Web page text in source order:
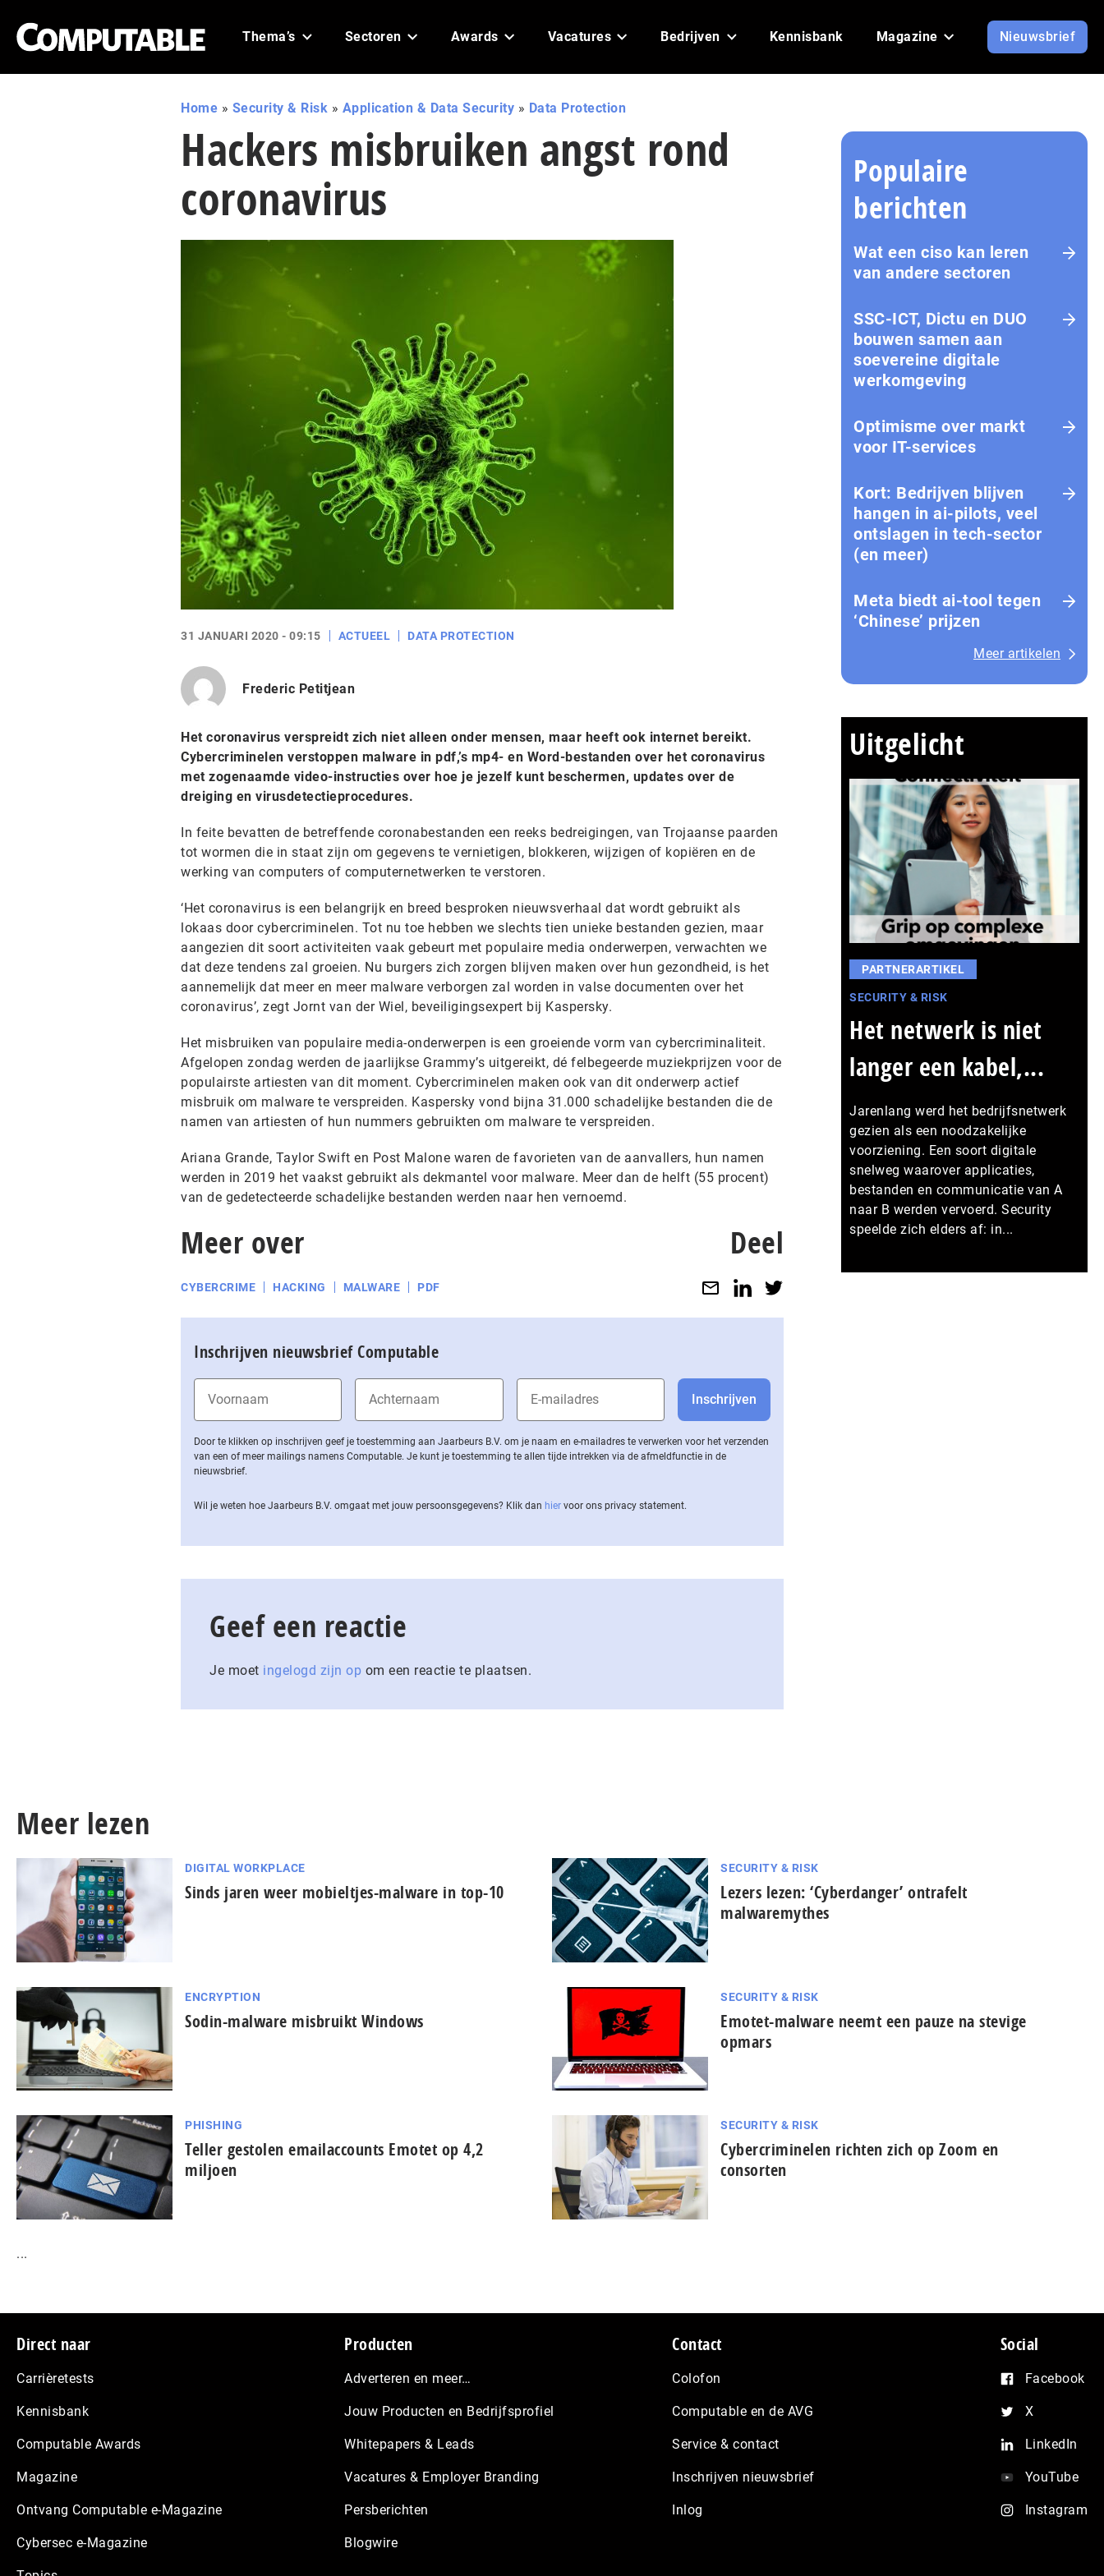
Thema’s Sectoren Awards Vacatures Bedrijven Kennisbank Magazine Nieuwsbrief
Home » Security & Risk » Application & Data Security » Data Protection
Hackers misbruiken angst rond
coronavirus
31 JANUARI 2020 - 09:15 ACTUEEL DATA PROTECTION
Frederic Petitjean
Het coronavirus verspreidt zich niet alleen onder mensen, maar heeft ook internet bereikt.
Cybercriminelen verstoppen malware in pdf,’s mp4- en Word-bestanden over het coronavirus
met zogenaamde video-instructies over hoe je jezelf kunt beschermen, updates over de
dreiging en virusdetectieprocedures.
In feite bevatten de betreffende coronabestanden een reeks bedreigingen, van Trojaanse paarden
tot wormen die in staat zijn om gegevens te vernietigen, blokkeren, wijzigen of kopiëren en de
werking van computers of computernetwerken te verstoren.
‘Het coronavirus is een belangrijk en breed besproken nieuwsverhaal dat wordt gebruikt als
lokaas door cybercriminelen. Tot nu toe hebben we slechts tien unieke bestanden gezien, maar
aangezien dit soort activiteiten vaak gebeurt met populaire media onderwerpen, verwachten we
dat deze tendens zal groeien. Nu burgers zich zorgen blijven maken over hun gezondheid, is het
aannemelijk dat meer en meer malware verborgen zal worden in valse documenten over het
coronavirus’, zegt Jornt van der Wiel, beveiligingsexpert bij Kaspersky.
Het misbruiken van populaire media-onderwerpen is een groeiende vorm van cybercriminaliteit.
Afgelopen zondag werden de jaarlijkse Grammy’s uitgereikt, dé felbegeerde muziekprijzen voor de
populairste artiesten van dit moment. Cybercriminelen maken ook van dit onderwerp actief
misbruik om malware te verspreiden. Kaspersky vond bijna 31.000 schadelijke bestanden die de
namen van artiesten of hun nummers gebruikten om malware te verspreiden.
Ariana Grande, Taylor Swift en Post Malone waren de favorieten van de aanvallers, hun namen
werden in 2019 het vaakst gebruikt als dekmantel voor malware. Meer dan de helft (55 procent)
van de gedetecteerde schadelijke bestanden werden naar hen vernoemd.
Meer over
CYBERCRIME HACKING MALWARE PDF
Deel
Inschrijven nieuwsbrief Computable
Door te klikken op inschrijven geef je toestemming aan Jaarbeurs B.V. om je naam en e-mailadres te verwerken voor het verzenden
van een of meer mailings namens Computable. Je kunt je toestemming te allen tijde intrekken via de af­meld­func­tie in de
nieuwsbrief.
Wil je weten hoe Jaarbeurs B.V. omgaat met jouw per­soons­ge­ge­vens? Klik dan hier voor ons privacy statement.
Geef een reactie
Je moet ingelogd zijn op om een reactie te plaatsen.
Populaire
berichten
Wat een ciso kan leren
van andere sectoren
SSC-ICT, Dictu en DUO
bouwen samen aan
soevereine digitale
werkomgeving
Optimisme over markt
voor IT-services
Kort: Bedrijven blijven
hangen in ai-pilots, veel
ontslagen in tech-sector
(en meer)
Meta biedt ai-tool tegen
‘Chinese’ prijzen
Meer artikelen
Uitgelicht
PARTNERARTIKEL
SECURITY & RISK
Het netwerk is niet
langer een kabel,...
Jarenlang werd het bedrijfsnetwerk
gezien als een noodzakelijke
voorziening. Een soort digitale
snelweg waarover applicaties,
bestanden en communicatie van A
naar B werden vervoerd. Security
speelde zich elders af: in...
Meer lezen
DIGITAL WORKPLACE
Sinds jaren weer mobieltjes-malware in top-10
SECURITY & RISK
Lezers lezen: ‘Cyberdanger’ ontrafelt
malwaremythes
ENCRYPTION
Sodin-malware misbruikt Windows
SECURITY & RISK
Emotet-malware neemt een pauze na stevige
opmars
PHISHING
Teller gestolen emailaccounts Emotet op 4,2
miljoen
SECURITY & RISK
Cybercriminelen richten zich op Zoom en
consorten
...
Footer
Direct naar
Carrièretests
Kennisbank
Computable Awards
Magazine
Ontvang Computable e-Magazine
Cybersec e-Magazine
Producten
Adverteren en meer…
Jouw Producten en Bedrijfsprofiel
Whitepapers & Leads
Vacatures & Employer Branding
Persberichten
Blogwire
Contact
Colofon
Computable en de AVG
Service & contact
Inschrijven nieuwsbrief
Inlog
Social
Facebook
X
LinkedIn
YouTube
Instagram